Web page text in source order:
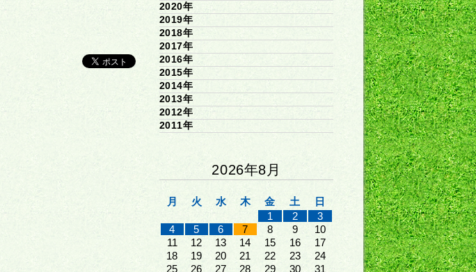
2020年
2019年
2018年
2017年
2016年
2015年
2014年
2013年
2012年
2011年
2026年8月
月 火 水 木 金 土
日
1
2
3
4
5 6 7 8 9
10
11
12 13 14 15 16
17
18
19 20 21 22 23
24
25
26 27 28 29 30 31